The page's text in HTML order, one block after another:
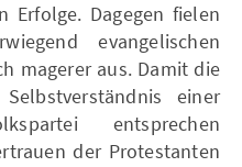
Erfolge. Dagegen fielen
evangelischen
magerer aus. Damit die
einer
entsprechen
der Protestanten